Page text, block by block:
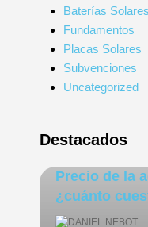
Baterías Solares
Fundamentos
Placas Solares
Subvenciones
Uncategorized
Destacados
Precio de la
¿cuánto